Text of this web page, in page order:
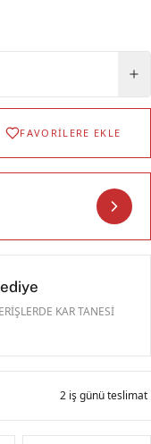
FAVORİLERE EKLE
KAR TANESİ
2 iş günü teslimat